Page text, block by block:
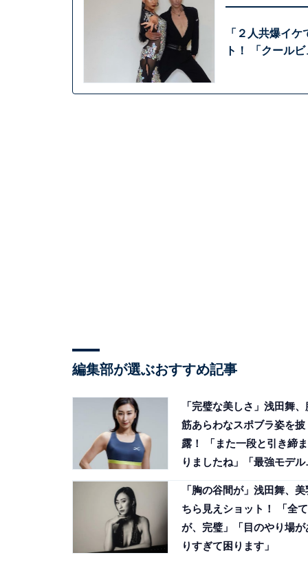
「２人共爆イ
ト！ 「クール
編集部が選ぶおすすめ記事
「完璧な美しさ」浅田舞、
筋あらわなスポブラ姿を披
露！ 「また一段と引き締ま
りましたね」「最強モデル
「胸の谷間が」浅田舞、美
ちら見えショット！ 「全て
が、完璧」「目のやり場が
りすぎて困ります」